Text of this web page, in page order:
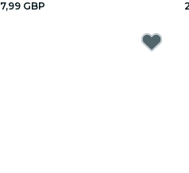
Manchester
7,99 GBP